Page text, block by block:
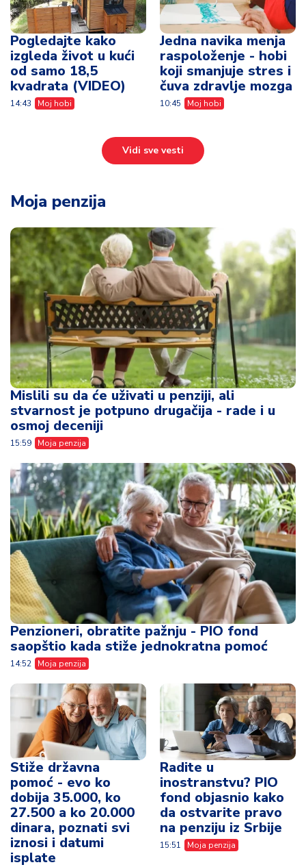
Pogledajte kako
izgleda život u kući
od samo 18,5
kvadrata (VIDEO)
14:43 Moj hobi
Jedna navika menja
raspoloženje - hobi
koji smanjuje stres i
čuva zdravlje mozga
10:45 Moj hobi
Vidi sve vesti
Moja penzija
Mislili su da će uživati u penziji, ali
stvarnost je potpuno drugačija - rade i u
osmoj deceniji
15:59 Moja penzija
Penzioneri, obratite pažnju - PIO fond
saopštio kada stiže jednokratna pomoć
14:52 Moja penzija
Stiže državna
pomoć - evo ko
dobija 35.000, ko
27.500 a ko 20.000
dinara, poznati svi
iznosi i datumi
isplate
Radite u
inostranstvu? PIO
fond objasnio kako
da ostvarite pravo
na penziju iz Srbije
15:51 Moja penzija